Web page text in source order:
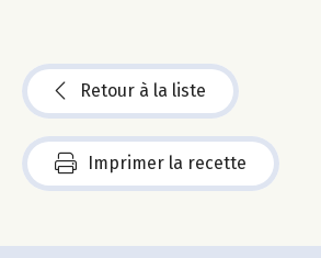
Retour à la liste
Imprimer la recette